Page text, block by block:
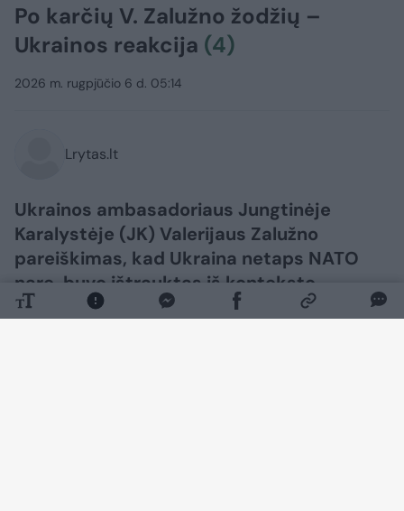
Po karčių V. Zalužno žodžių –
Ukrainos reakcija (4)
2026 m. rugpjūčio 6 d. 05:14
Lrytas.lt
Ukrainos ambasadoriaus Jungtinėje
Karalystėje (JK) Valerijaus Zalužno
pareiškimas, kad Ukraina netaps NATO
nare, buvo ištrauktas iš konteksto,
žurnalistams pareiškė Ukrainos užsienio